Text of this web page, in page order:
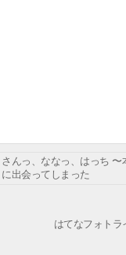
さんっ、ななっ、はっち
に出会ってしまった
はてなフォトラ